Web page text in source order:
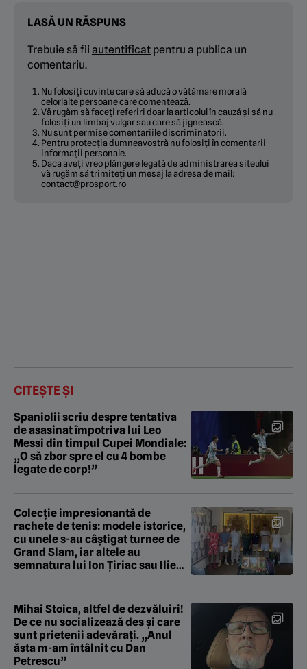
LASĂ UN RĂSPUNS
Trebuie să fii autentificat pentru a publica un
comentariu.
Nu folosiți cuvinte care să aducă o vătămare morală
celorlalte persoane care comentează.
Vă rugăm să faceți referiri doar la articolul în cauză și să nu
folosiți un limbaj vulgar sau care să jignească.
Nu sunt permise comentariile discriminatorii.
Pentru protecția dumneavostră nu folosiți în comentarii
informații personale.
Daca aveți vreo plângere legată de administrarea siteului
vă rugăm să trimiteți un mesaj la adresa de mail:
contact@prosport.ro
CITEȘTE ȘI
Spaniolii scriu despre tentativa
de asasinat împotriva lui Leo
Messi din timpul Cupei Mondiale:
„O să zbor spre el cu 4 bombe
legate de corp!”
Colecție impresionantă de
rachete de tenis: modele istorice,
cu unele s-au câștigat turnee de
Grand Slam, iar altele au
semnatura lui Ion Țiriac sau Ilie
Mihai Stoica, altfel de dezvăluiri!
De ce nu socializează des și care
sunt prietenii adevărați. „Anul
ăsta m-am întâlnit cu Dan
Petrescu”